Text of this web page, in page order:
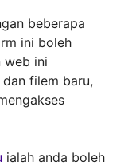
beberapa
ini boleh
web ini
filem baru,
ialah anda boleh